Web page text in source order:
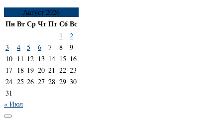
Август 2026
ПнВтСрЧтПтСбВс
1
2
3
4 5 6 7 8
9
10 11 12 13 14 15 16
17 18 19 20 21 22 23
24 25 26 27 28 29 30
31
« Июл